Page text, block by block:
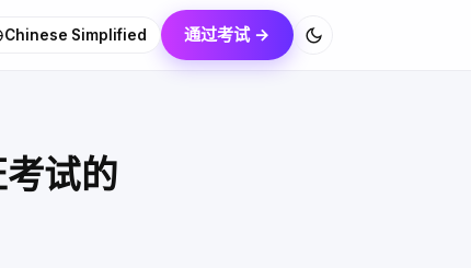
Chinese Simplified 通过考试 →
试的